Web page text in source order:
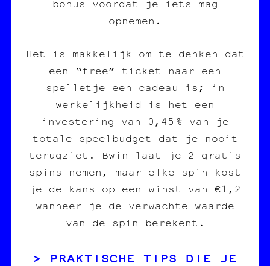
bonus voordat je iets mag
opnemen.
Het is makkelijk om te denken dat
een “free” ticket naar een
spelletje een cadeau is; in
werkelijkheid is het een
investering van 0,45 % van je
totale speelbudget dat je nooit
terugziet. Bwin laat je 2 gratis
spins nemen, maar elke spin kost
je de kans op een winst van €1,2
wanneer je de verwachte waarde
van de spin berekent.
PRAKTISCHE TIPS DIE JE